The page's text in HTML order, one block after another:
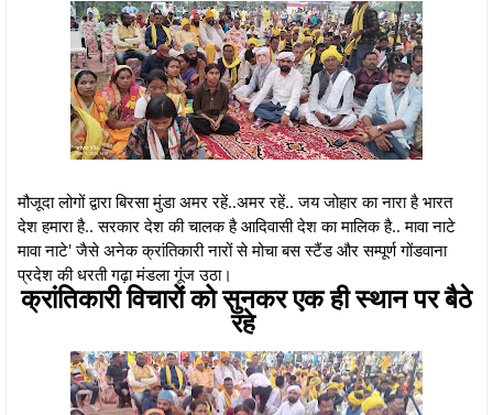
मौजूदा लोगों द्वारा बिरसा मुंडा अमर रहें..अमर रहें.. जय जोहार का नारा है भारत
देश हमारा है.. सरकार देश की चालक है आदिवासी देश का मालिक है.. मावा नाटे
मावा नाटे' जैसे अनेक क्रांतिकारी नारों से मोचा बस स्टैंड और सम्पूर्ण गोंडवाना
प्रदेश की धरती गढ़ा मंडला गूंज उठा।
क्रांतिकारी विचारों को सुनकर एक ही स्थान पर बैठे
रहे